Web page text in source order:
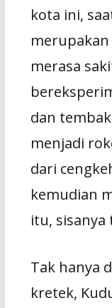
kota ini,
merasa
dan
menjadi
dari
kemudian
itu, sisanya
Tak hanya
kretek,